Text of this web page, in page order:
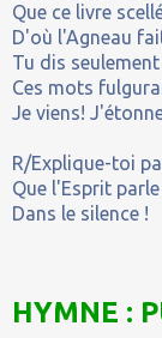
Que ce livre
D'où l'Agneau
Tu dis seulement
Ces mots
Je viens!
R/Explique-toi
Que l'Esprit
Dans le silence !
HYMNE :